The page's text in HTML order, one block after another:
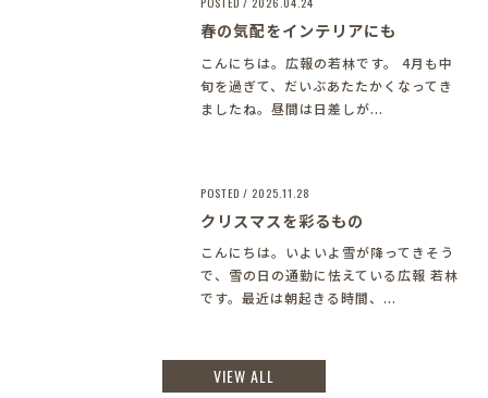
春の気配をインテリアにも
こんにちは。広報の若林です。 4月も中
旬を過ぎて、だいぶあたたかくなってき
ましたね。昼間は日差しが...
POSTED / 2025.11.28
クリスマスを彩るもの
こんにちは。いよいよ雪が降ってきそう
で、雪の日の通勤に怯えている広報 若林
です。最近は朝起きる時間、...
VIEW ALL